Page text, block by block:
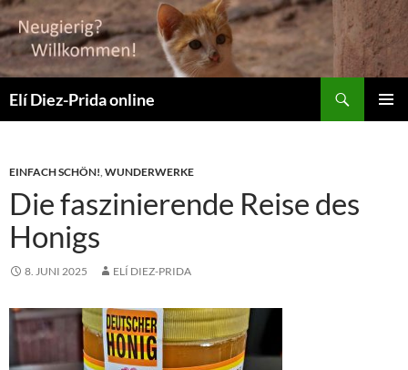
Elí Diez-Prida online
EINFACH SCHÖN!, WUNDERWERKE
Die faszinierende Reise des
Honigs
8. JUNI 2025 ELÍ DIEZ-PRIDA